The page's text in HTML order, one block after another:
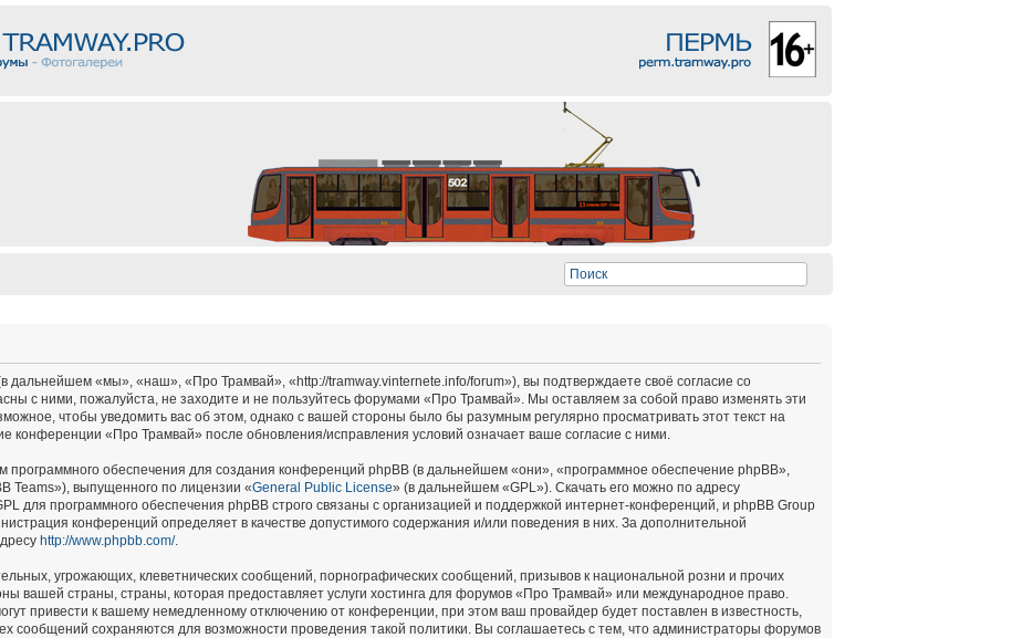
«мы», «наш», «Про Трамвай», «http://tramway.vinternete.info/forum»), вы подтверждаете своё согласие со
с ними, пожалуйста, не заходите и не пользуйтесь форумами «Про Трамвай». Мы оставляем за собой право изменять эти
чтобы уведомить вас об этом, однако с вашей стороны было бы разумным регулярно просматривать этот текст на
конференции «Про Трамвай» после обновления/исправления условий означает ваше согласие с ними.
обеспечения для создания конференций phpBB (в дальнейшем «они», «программное обеспечение phpBB»,
Teams»), выпущенного по лицензии «General Public License» (в дальнейшем «GPL»). Скачать его можно по адресу
для программного обеспечения phpBB строго связаны с организацией и поддержкой интернет-конференций, и phpBB Group
конференций определяет в качестве допустимого содержания и/или поведения в них. За дополнительной
http://www.phpbb.com/.
угрожающих, клеветнических сообщений, порнографических сообщений, призывов к национальной розни и прочих
вашей страны, страны, которая предоставляет услуги хостинга для форумов «Про Трамвай» или международное право.
привести к вашему немедленному отключению от конференции, при этом ваш провайдер будет поставлен в известность,
сообщений сохраняются для возможности проведения такой политики. Вы соглашаетесь с тем, что администраторы форумов